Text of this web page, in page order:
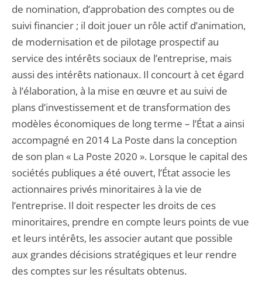
de nomination, d’approbation des comptes ou de
suivi financier ; il doit jouer un rôle actif d’animation,
de modernisation et de pilotage prospectif au
service des intérêts sociaux de l’entreprise, mais
aussi des intérêts nationaux. Il concourt à cet égard
à l’élaboration, à la mise en œuvre et au suivi de
plans d’investissement et de transformation des
modèles économiques de long terme – l’État a ainsi
accompagné en 2014 La Poste dans la conception
de son plan « La Poste 2020 ». Lorsque le capital des
sociétés publiques a été ouvert, l’État associe les
actionnaires privés minoritaires à la vie de
l’entreprise. Il doit respecter les droits de ces
minoritaires, prendre en compte leurs points de vue
et leurs intérêts, les associer autant que possible
aux grandes décisions stratégiques et leur rendre
des comptes sur les résultats obtenus.